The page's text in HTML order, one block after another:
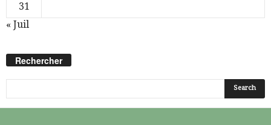
31
« Juil
Rechercher